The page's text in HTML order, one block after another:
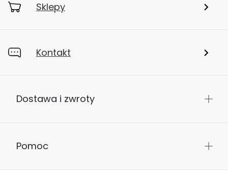
Sklepy
Kontakt
Dostawa i zwroty
Pomoc